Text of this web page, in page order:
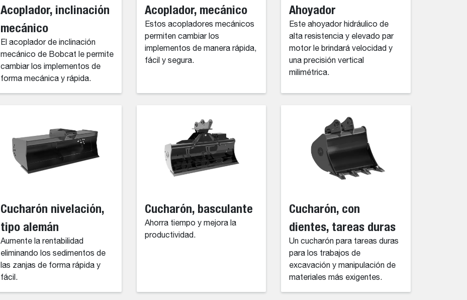
Acoplador, inclinación
mecánico
El acoplador de inclinación
mecánico de Bobcat le permite
cambiar los implementos de
forma mecánica y rápida.
Acoplador, mecánico
Estos acopladores mecánicos
permiten cambiar los
implementos de manera rápida,
fácil y segura.
Ahoyador
Este ahoyador hidráulico de
alta resistencia y elevado par
motor le brindará velocidad y
una precisión vertical
milimétrica.
Cucharón nivelación,
tipo alemán
Aumente la rentabilidad
eliminando los sedimentos de
las zanjas de forma rápida y
fácil.
Cucharón, basculante
Ahorra tiempo y mejora la
productividad.
Cucharón, con
dientes, tareas duras
Un cucharón para tareas duras
para los trabajos de
excavación y manipulación de
materiales más exigentes.